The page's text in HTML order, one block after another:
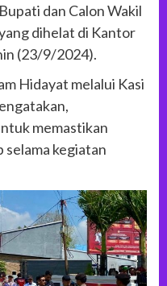
dan Calon Wakil
dihelat di Kantor
(23/9/2024).
Hidayat melalui Kasi
memastikan
kegiatan